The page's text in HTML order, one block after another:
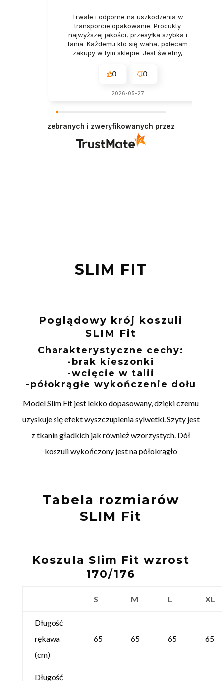
Trwałe i odporne na uszkodzenia w
transporcie opakowanie. Produkty
najwyższej jakości, przesyłka szybka i
tania. Każdemu kto się waha, polecam
zakupy w tym sklepie. Jest świetny,
0 0
2026-05-27
zebranych i zweryfikowanych przez
SLIM FIT
Poglądowy krój koszuli
SLIM Fit
Charakterystyczne cechy:
-brak kieszonki
-wcięcie w talii
-półokrągłe wykończenie dołu
Model Slim Fit jest lekko dopasowany, dzięki czemu
uzyskuje się efekt wyszczuplenia sylwetki. Szyty jest
z tkanin gładkich jak również wzorzystych. Dół
koszuli wykończony jest na półokrągło
Tabela rozmiarów
SLIM Fit
Koszula Slim Fit wzrost
170/176
S M L XL
Długość
rękawa
(cm)
65 65 65 65
Długość